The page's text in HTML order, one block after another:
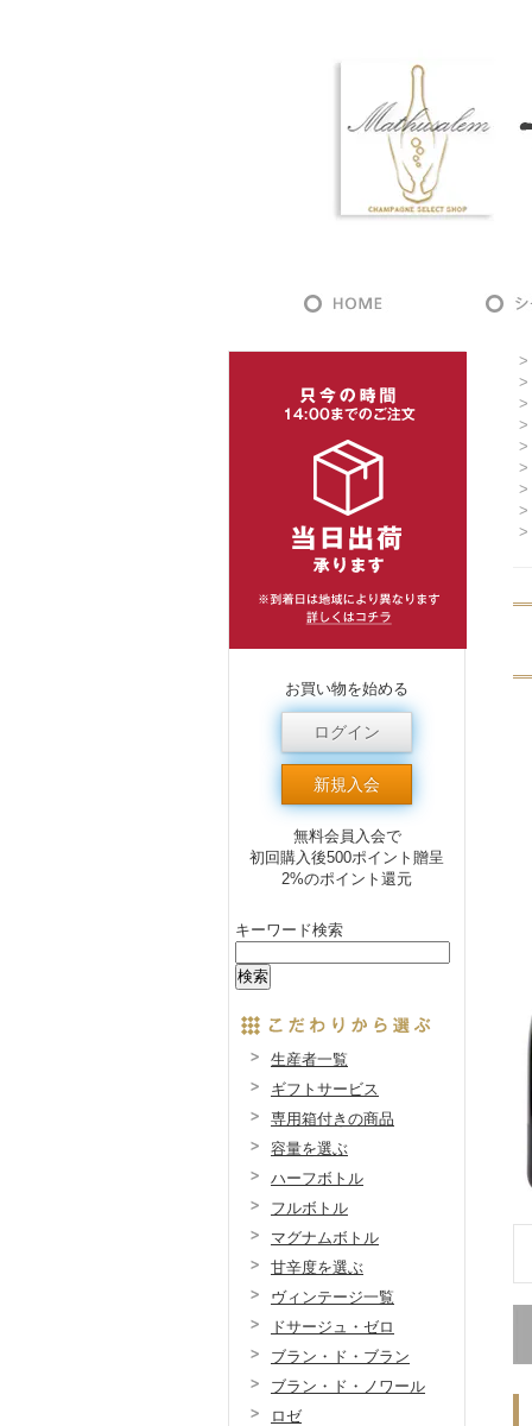
>
>
>
>
>
>
>
>
>
お買い物を始める
ログイン
新規入会
無料会員入会で
初回購入後500ポイント贈呈
2%のポイント還元
キーワード検索
生産者一覧
ギフトサービス
専用箱付きの商品
容量を選ぶ
ハーフボトル
フルボトル
マグナムボトル
甘辛度を選ぶ
ヴィンテージ一覧
ドサージュ・ゼロ
ブラン・ド・ブラン
ブラン・ド・ノワール
ロゼ